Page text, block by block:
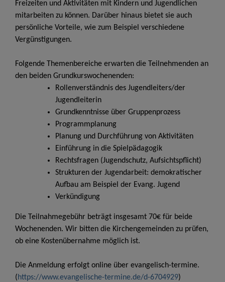
Freizeiten und Aktivitäten mit Kindern und Jugendlichen
mitarbeiten zu können. Darüber hinaus bietet sie auch
persönliche Vorteile, wie zum Beispiel verschiedene
Vergünstigungen.
Folgende Themenbereiche erwarten die Teilnehmenden an
den beiden Grundkurswochenenden:
Rollenverständnis des Jugendleiters/der
Jugendleiterin
Grundkenntnisse über Gruppenprozess
Programmplanung
Planung und Durchführung von Aktivitäten
Einführung in die Spielpädagogik
Rechtsfragen (Jugendschutz, Aufsichtspflicht)
Strukturen der Jugendarbeit: demokratischer
Aufbau am Beispiel der Evang. Jugend
Verkündigung
Die Teilnahmegebühr beträgt insgesamt 70€ für beide
Wochenenden. Wir bitten die Kirchengemeinden zu prüfen,
ob eine Kostenübernahme möglich ist.
Die Anmeldung erfolgt online über evangelisch-termine.
(https://www.evangelische-termine.de/d-6704929)